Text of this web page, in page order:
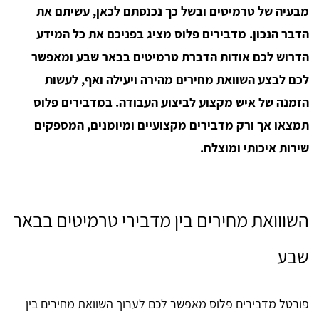
מבעיה של טרמיטים ובשל כך נכנסתם לכאן, עשיתם את
הדבר הנכון. מדבירים פלוס מציג בפניכם את כל המידע
הדרוש לכם אודות הדברת טרמיטים בבאר שבע ומאפשר
לכם לבצע השוואת מחירים מהירה ויעילה ואף, לעשות
הזמנה של איש מקצוע לביצוע העבודה. במדבירים פלוס
תמצאו אך ורק מדבירים מקצועיים ומיומנים, המספקים
שירות איכותי ומוצלח.
השווואת מחירים בין מדבירי טרמיטים בבאר
שבע
פורטל מדבירים פלוס מאפשר לכם לערוך השוואת מחירים בין